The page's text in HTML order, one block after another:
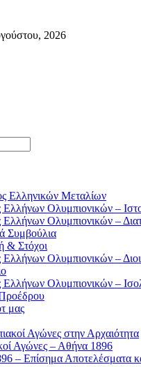
2026
Ελληνικών Μεταλίων
Ελλήνων Ολυμπιονικών –
Ελλήνων Ολυμπιονικών –
Συμβούλια
& Στόχοι
Ολυμπιονικών –
Ελλήνων Ολυμπιονικών –
μας
Αγώνες στην Αρχαιότητα
Αγώνες – Αθήνα 1896
– Επίσημα Αποτελέσματα